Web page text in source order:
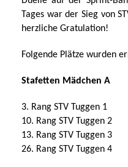
Tages war der Sieg von
herzliche Gratulation!
Folgende Plätze wurden
Stafetten Mädchen A
3. Rang STV Tuggen 1
10. Rang STV Tuggen 2
13. Rang STV Tuggen 3
26. Rang STV Tuggen 4